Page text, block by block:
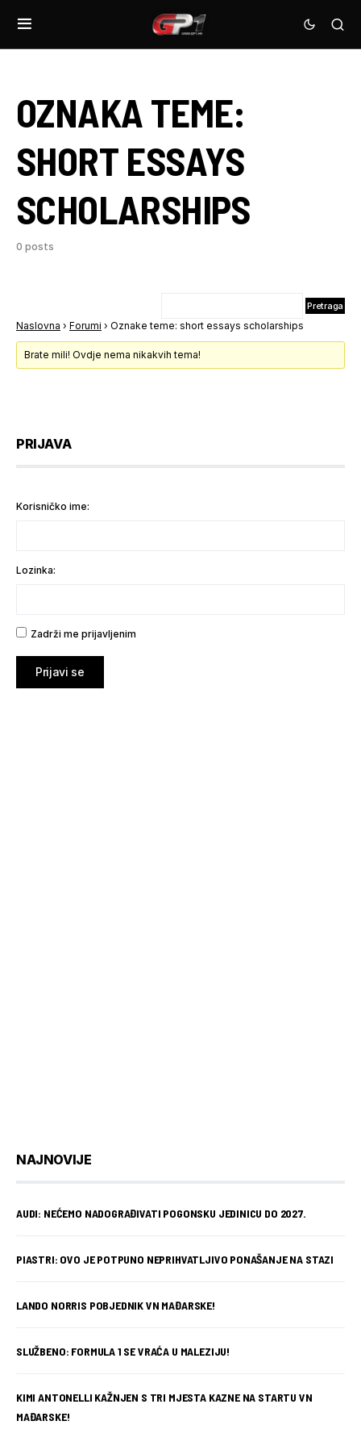
OZNAKA TEME:
SHORT ESSAYS
SCHOLARSHIPS
0 posts
Naslovna › Forumi › Oznake teme: short essays scholarships
Brate mili! Ovdje nema nikakvih tema!
PRIJAVA
Korisničko ime:
Lozinka:
Zadrži me prijavljenim
Prijavi se
NAJNOVIJE
AUDI: NEĆEMO NADOGRAĐIVATI POGONSKU JEDINICU DO 2027.
PIASTRI: OVO JE POTPUNO NEPRIHVATLJIVO PONAŠANJE NA STAZI
LANDO NORRIS POBJEDNIK VN MAĐARSKE!
SLUŽBENO: FORMULA 1 SE VRAĆA U MALEZIJU!
KIMI ANTONELLI KAŽNJEN S TRI MJESTA KAZNE NA STARTU VN
MAĐARSKE!